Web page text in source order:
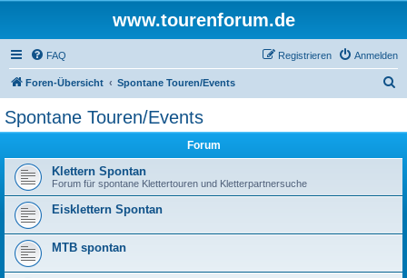
www.tourenforum.de
FAQ Anmelden
Registrieren
Foren-Übersicht Spontane Touren/Events
Spontane Touren/Events
Forum
Klettern Spontan
Forum für spontane Klettertouren und Kletterpartnersuche
Eisklettern Spontan
MTB spontan